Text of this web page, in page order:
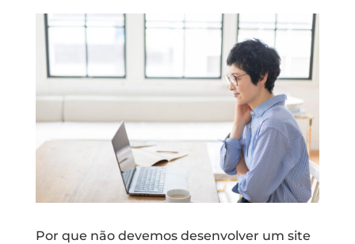
Por que não devemos desenvolver um site